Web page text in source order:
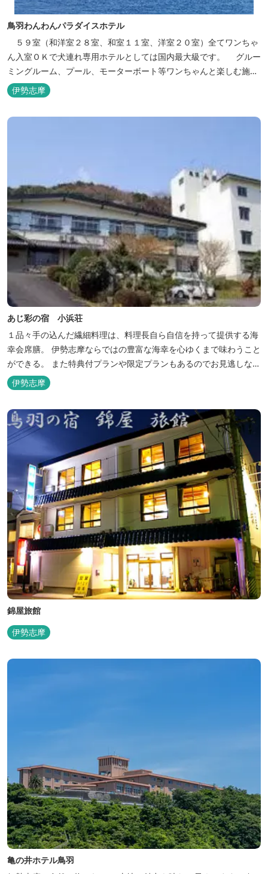
鳥羽わんわんパラダイスホテル
５９室（和洋室２８室、和室１１室、洋室２０室）全てワンちゃ
ん入室ＯＫで犬連れ専用ホテルとしては国内最大級です。 グルー
ミングルーム、プール、モーターボート等ワンちゃんと楽しむ施設
も充実しています。
伊勢志摩
あじ彩の宿 小浜荘
１品々手の込んだ繊細料理は、料理長自ら自信を持って提供する海
幸会席膳。 伊勢志摩ならではの豊富な海幸を心ゆくまで味わうこと
ができる。 また特典付プランや限定プランもあるのでお見逃しな
く。
伊勢志摩
錦屋旅館
伊勢志摩
亀の井ホテル鳥羽